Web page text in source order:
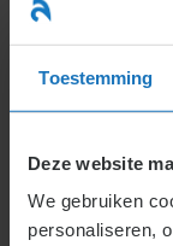
Toestemming
Deze website
We gebruiken
personaliseren,
naar
inhoud